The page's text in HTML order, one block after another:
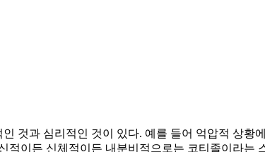
것과 심리적인 것이 있다. 예를 들어 억압적 상황
이든 신체적이든 내분비적으로는 코티졸이라는